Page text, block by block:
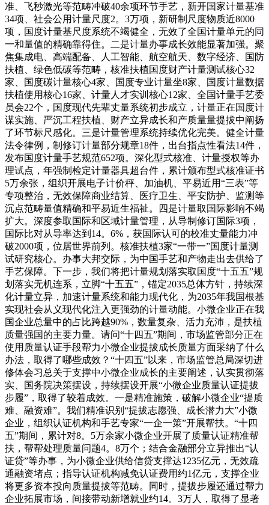
准、飞秒激光等范畴冲破40余项环节手艺，新开国家计量基准
34项、社会公用计量尺度2。3万项，新研制尺度物质近8000
项，国度计量基尺度系统不竭健全，无效了全国计量单元的同
一和量值的精确靠得住。二是计量办事成长效能显著加强。聚
焦集成电、高端配备、人工智能、航空航天、数字经济、国防
扶植、绿色低碳等范畴，核准扶植国度财产计量测试核心32
家、国度碳计量核心4家、国度专业计量坐8家、国度计量数据
扶植使用核心16家、计量人才实训核心12家、全国计量手艺委
员会22个，国度现代先辈丈量系统初步成立，计量正在国度计
谋实施、严沉工程扶植、财产立异成长和产质量量提拔中阐扬
了环节标尺感化。三是计量管理系统持续优化完美。健全计量
法令律例，制修订计量部分规章18件，出台指点性看法14件，
发布国度计量手艺规范652项。深化型式核准、计量授权等办
理试点，年强制检定计量器具超台件，累计颁布型式核准证书
5万余张，组织开展电子计价秤、加油机、平易近用“三表”等
专项整治，无效保障商业结算、医疗卫生、平安防护、监测等
沉点范畴量值精确和平易近生福祉。四是计量取国际影响不竭
扩大。深度参取国际和区域计量管理，从导制修订国际3项，
国际比对从导率达到14。6%，获国际认可的校准丈量能力冲
破2000项，位居世界前列。核准扶植3家“一带一”国度计量测
试研究核心。办事大邦交际，为中国手艺和产物走出去供给了
手艺保障。下一步，我们将把计量规划落实取国度“十五五”规
划落实无机连系，立脚“十五五”，锚定2035总体方针，持续深
化计量立异，加速计量系统和能力现代化，为2035年我国根基
实现社会从义现代化注入更强劲的计量动能。小微企业正在我
国企业总量中的占比跨越90%，数量复杂、活力充沛，是扶植
质量强国的主要力量。请问“十四五”期间，市场监管部分正在
使用质量认证手段帮力小微企业提拔成长质量方面采纳了什么
办法，取得了哪些成效？“十四五”以来，市场监管总局深切进
修体会习总关于支撑中小微企业成长的主要阐述，认实贯彻落
实、国务院决策摆设，持续摆设开展“小微企业质量认证提拔
步履”，取得了较着成效。一是精准施策，破解小微企业“提质
难、融资难”。我们精准识别“提拔志愿强、成长潜力大”小微
企业，组织认证机构和手艺专家“一企一策”开展帮扶。“十四
五”期间，累计对8。5万余家小微企业开展了质量认证精准帮
扶，帮帮处理质量问题4。8万个；结合金融部分立异推出“认
证贷”等办事，为小微企业供给信贷支撑达1235亿元，无效疏
通融资堵点；指导认证机构减免认证费用约1亿元，支撑企业
将更多资本投向质量提拔等范畴。同时，提拔步履还通过帮力
企业拓展市场，间接带动新增就业约14。3万人，取得了显著